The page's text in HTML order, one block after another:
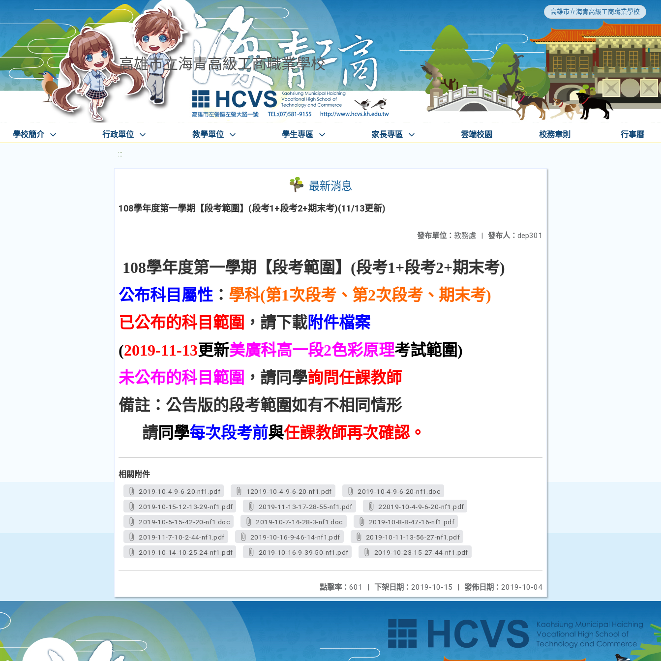
高雄市立海青高級工商職業學校
高雄市立海青高級工商職業學校
學校簡介 行政單位 教學單位 學生專區 家長專區 雲端校園 校務章則 行事曆
:::
最新消息
108學年度第一學期【段考範圍】(段考1+段考2+期末考)(11/13更新)
發布人： dep301
發布單位： 教務處 |
108學年度第一學期【段考範圍】 (段考1+段考2+期末考)
公布科目屬性 ： 學科(第1次段考、第2次段考、期末考)
已公布的科目範圍 ，請下載附件檔案
(2019-11-13更新美廣科高一段2色彩原理考試範圍)
未公布的科目範圍 ，請同學詢問任課教師
備註：公告版的段考範圍如有不相同情形
請同學每次段考前與任課教師再次確認。
相關附件
2019-10-4-9-6-20-nf1.pdf 12019-10-4-9-6-20-nf1.pdf
2019-10-4-9-6-20-nf1.doc
2019-10-15-12-13-29-nf1.pdf
2019-11-13-17-28-55-nf1.pdf
22019-10-4-9-6-20-nf1.pdf
2019-10-5-15-42-20-nf1.doc
2019-10-7-14-28-3-nf1.doc
2019-10-8-8-47-16-nf1.pdf
2019-11-7-10-2-44-nf1.pdf
2019-10-16-9-46-14-nf1.pdf
2019-10-11-13-56-27-nf1.pdf
2019-10-14-10-25-24-nf1.pdf
2019-10-16-9-39-50-nf1.pdf 2019-10-23-15-27-44-nf1.pdf
發佈日期： 2019-10-04
下架日期： 2019-10-15 |
點擊率： 601 |